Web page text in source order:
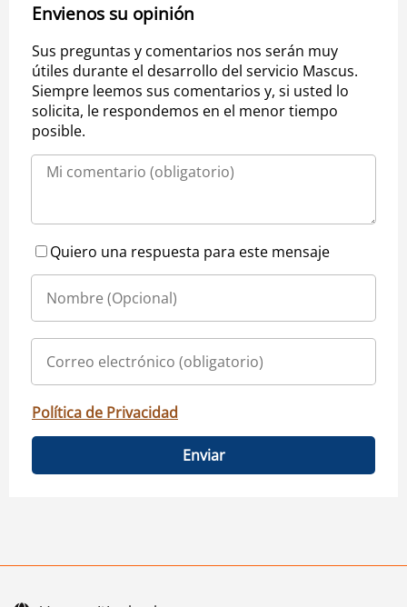
Envienos su opinión
Sus preguntas y comentarios nos serán muy
útiles durante el desarrollo del servicio Mascus.
Siempre leemos sus comentarios y, si usted lo
solicita, le respondemos en el menor tiempo
posible.
Quiero una respuesta para este mensaje
Política de Privacidad
Enviar